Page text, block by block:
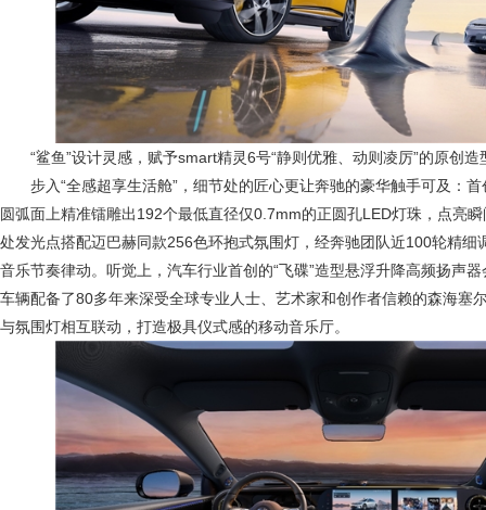
“鲨鱼”设计灵感，赋予smart精灵6号“静则优雅、动则凌厉”的原创造
步入“全感超享生活舱”，细节处的匠心更让奔驰的豪华触手可及：
圆弧面上精准镭雕出192个最低直径仅0.7mm的正圆孔LED灯珠，点亮
处发光点搭配迈巴赫同款256色环抱式氛围灯，经奔驰团队近100轮精细
音乐节奏律动。听觉上，汽车行业首创的“飞碟”造型悬浮升降高频扬声
车辆配备了80多年来深受全球专业人士、艺术家和创作者信赖的森海塞
与氛围灯相互联动，打造极具仪式感的移动音乐厅。